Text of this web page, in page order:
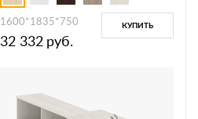
1600*1835*750
32 332 руб.
КУПИТЬ